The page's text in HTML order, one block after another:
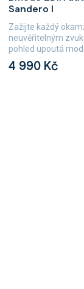
Sandero I
4 990 Kč
Zažijte každý
neuvěřitelným
pohled upoutá